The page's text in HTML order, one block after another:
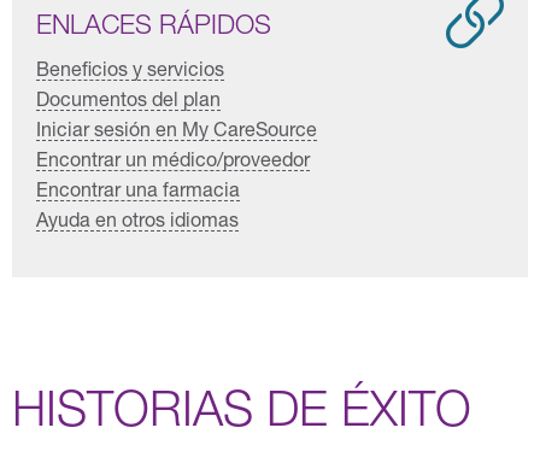
ENLACES RÁPIDOS
Beneficios y servicios
Documentos del plan
Iniciar sesión en My CareSource
Encontrar un médico/proveedor
Encontrar una farmacia
Ayuda en otros idiomas
HISTORIAS DE ÉXITO